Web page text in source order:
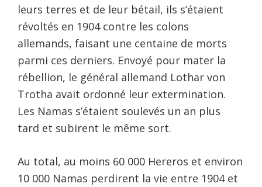
leurs terres et de leur bétail, ils s’étaient
révoltés en 1904 contre les colons
allemands, faisant une centaine de morts
parmi ces derniers. Envoyé pour mater la
rébellion, le général allemand Lothar von
Trotha avait ordonné leur extermination.
Les Namas s’étaient soulevés un an plus
tard et subirent le même sort.
Au total, au moins 60 000 Hereros et environ
10 000 Namas perdirent la vie entre 1904 et